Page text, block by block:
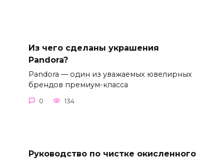
Из чего сделаны украшения
Pandora?
Pandora — один из уважаемых ювелирных
брендов премиум-класса
0 134
Руководство по чистке окисленного